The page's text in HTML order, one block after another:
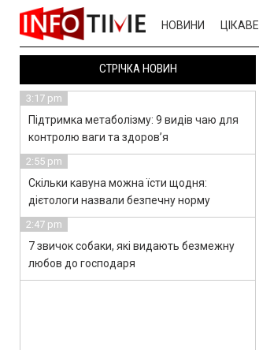
НОВИНИ ЦІКАВЕ
СТРІЧКА НОВИН
3:17 pm
Підтримка метаболізму: 9 видів чаю для
контролю ваги та здоров’я
2:55 pm
Скільки кавуна можна їсти щодня:
дієтологи назвали безпечну норму
2:47 pm
7 звичок собаки, які видають безмежну
любов до господаря